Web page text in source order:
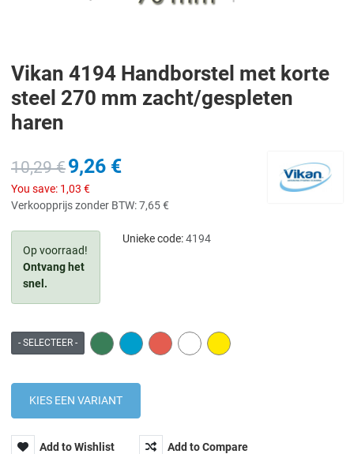
Vikan 4194 Handborstel met korte
steel 270 mm zacht/gespleten
haren
10,29 €9,26 €
You save: 1,03 €
Verkoopprijs zonder BTW:7,65 €
Op voorraad!
Ontvang het
snel.
Unieke code: 4194
- SELECTEER - GREEN BLUE RED WHITE YELLOW
Add to Wishlist Add to Compare